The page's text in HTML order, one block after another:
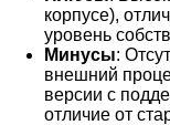
корпусе),
уровень
Минусы:
внешний
версии с
отличие от